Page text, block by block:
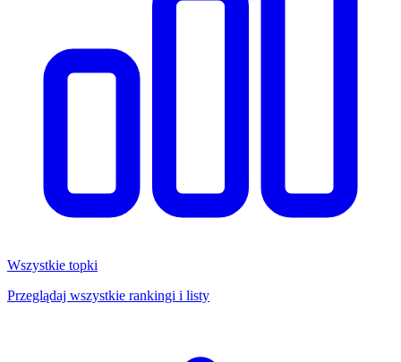
Wszystkie topki
Przeglądaj wszystkie rankingi i listy